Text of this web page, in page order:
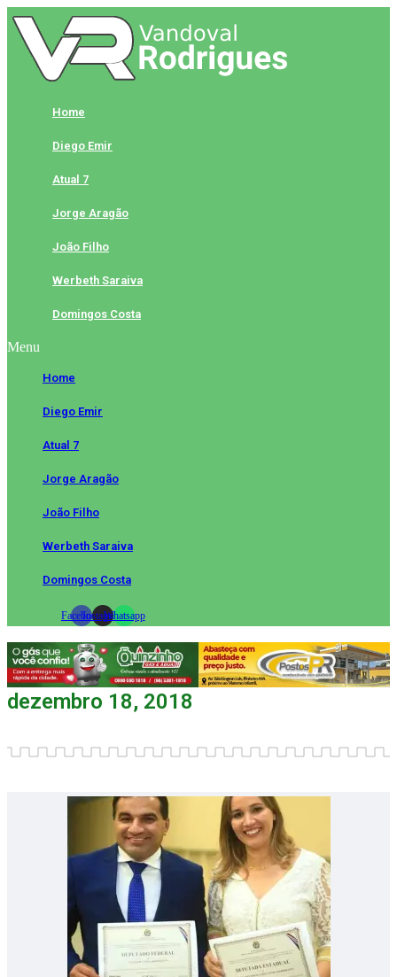
Skip
to
content
Home
Diego Emir
Atual 7
Jorge Aragão
João Filho
Werbeth Saraiva
Domingos Costa
Menu
Home
Diego Emir
Atual 7
Jorge Aragão
João Filho
Werbeth Saraiva
Domingos Costa
FacebookInstagramWhatsapp
dezembro 18, 2018